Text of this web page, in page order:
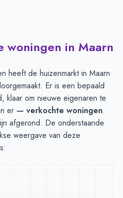
woningen in Maarn
heeft de huizenmarkt in Maarn
Er is een bepaald
klaar om nieuwe eigenaren te
er — verkochte woningen.
afgerond. De onderstaande
weergave van deze